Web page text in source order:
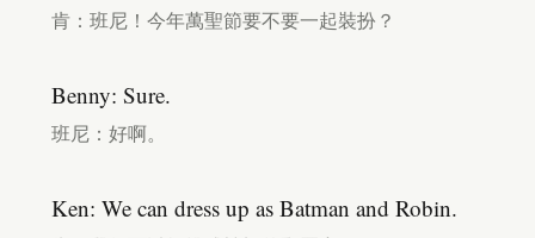
肯：班尼！今年萬聖節要不要一起裝扮？
Benny: Sure.
班尼：好啊。
Ken: We can dress up as Batman and Robin.